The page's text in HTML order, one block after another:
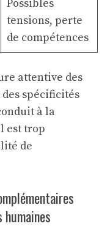
Possibles
tensions, perte
de compétences
attentive des
spécificités
à la
est trop
de